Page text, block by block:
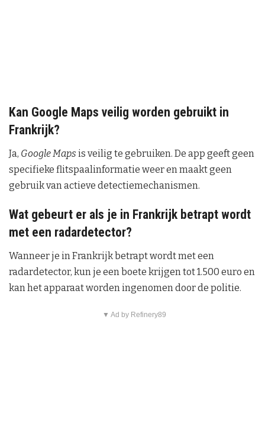
Kan Google Maps veilig worden gebruikt in
Frankrijk?
Ja, Google Maps is veilig te gebruiken. De app geeft geen
specifieke flitspaalinformatie weer en maakt geen
gebruik van actieve detectiemechanismen.
Wat gebeurt er als je in Frankrijk betrapt wordt
met een radardetector?
Wanneer je in Frankrijk betrapt wordt met een
radardetector, kun je een boete krijgen tot 1.500 euro en
kan het apparaat worden ingenomen door de politie.
▼ Ad by Refinery89